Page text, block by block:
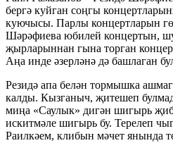
бергә куйган соңгы
куючысы. Парлы концертларын
Шәрәфиева юбилей концертын,
җырларыннан гына торган
Аңа инде әзерләнә дә башлаган
Резидә апа белән тормышка
калды. Кызганыч, җитешеп
миңа «Саулык» дигән шигырь
искитмәле шигырь бу. Терелеп
Раилкәем, клибын мәчет янында